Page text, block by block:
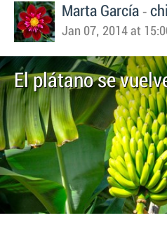
Marta García -
Jan 07, 2014 at
El plátano se